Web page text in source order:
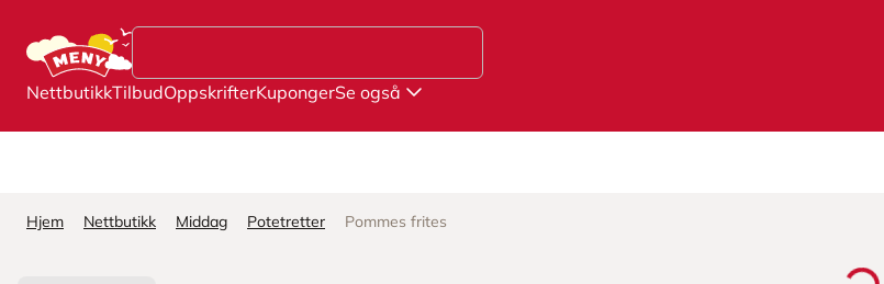
NettbutikkTilbudOppskrifterKupongerSe også
Hjem Nettbutikk Middag Potetretter Pommes frites